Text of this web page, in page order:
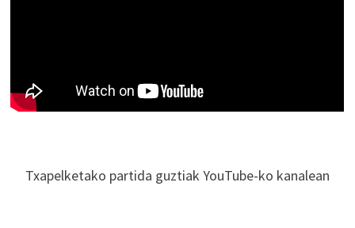
Txapelketako partida guztiak YouTube-ko kanalean